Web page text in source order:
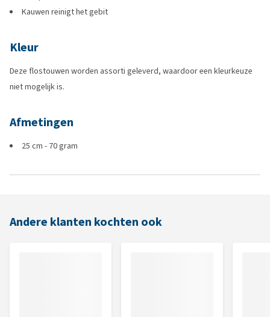
Kauwen reinigt het gebit
Kleur
Deze flostouwen worden assorti geleverd, waardoor een kleurkeuze
niet mogelijk is.
Afmetingen
25 cm - 70 gram
Andere klanten kochten ook